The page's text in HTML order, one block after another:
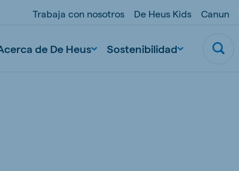
Trabaja con nosotros De Heus Kids Canun
de De Heus Sostenibilidad